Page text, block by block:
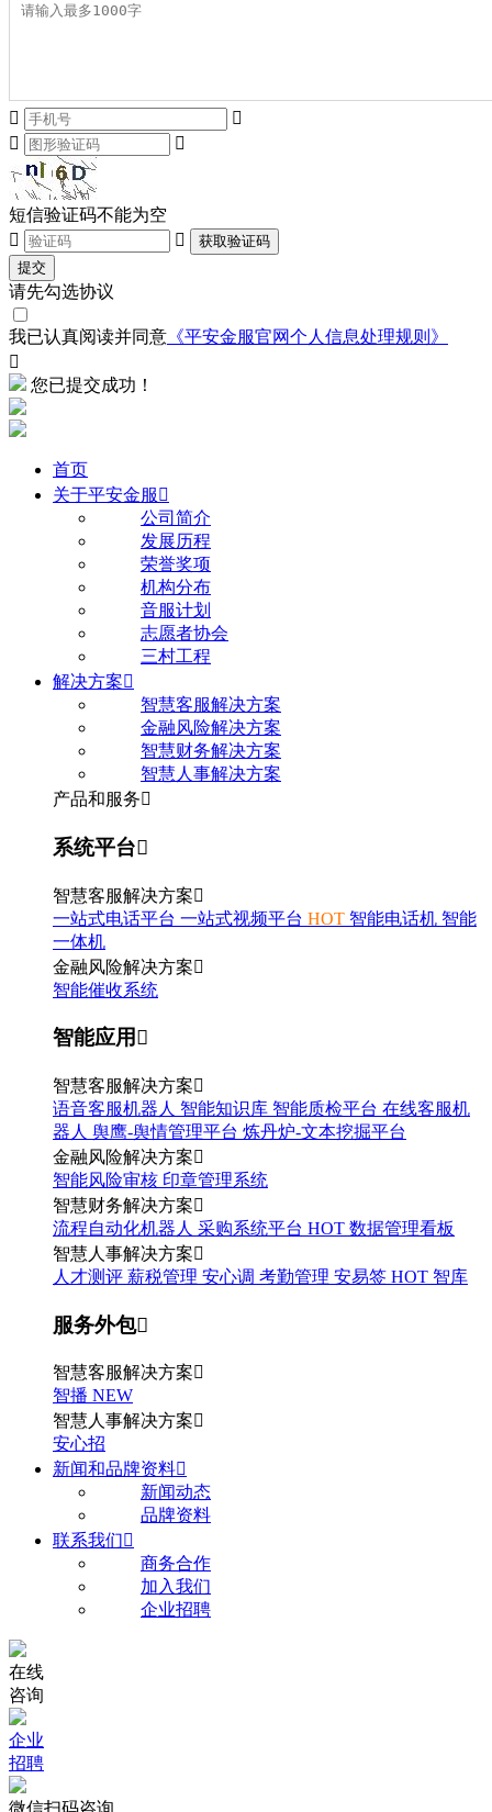




短信验证码不能为空


获取验证码
提交
请先勾选协议
我已认真阅读并同意 《平安金服官网个人信息处理规则》

您已提交成功！
首页
关于平安金服 
公司简介
发展历程
荣誉奖项
机构分布
音服计划
志愿者协会
三村工程
解决方案
智慧客服解决方案
金融风险解决方案
智慧财务解决方案
智慧人事解决方案
产品和服务
系统平台
智慧客服解决方案
一站式电话平台 一站式视频平台 HOT 智能电话机 智能
一体机
金融风险解决方案
智能催收系统
智能应用
智慧客服解决方案
语音客服机器人 智能知识库 智能质检平台 在线客服机
器人 舆鹰-舆情管理平台 炼丹炉-文本挖掘平台
金融风险解决方案
智能风险审核 印章管理系统
智慧财务解决方案
流程自动化机器人 采购系统平台 HOT 数据管理看板
智慧人事解决方案
人才测评 薪税管理 安心调 考勤管理 安易签 HOT 智库
服务外包
智慧客服解决方案
智播 NEW
智慧人事解决方案
安心招
新闻和品牌资料
新闻动态
品牌资料
联系我们 
商务合作
加入我们
企业招聘
在线
咨询
企业
招聘